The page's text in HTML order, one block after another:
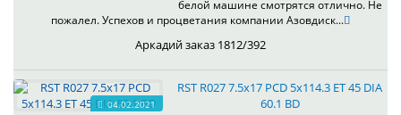
белой машине смотрятся отлично. Не
пожалел. Успехов и процветания компании Азовдиск...
Аркадий заказ 1812/392
04.02.2021
RST R027 7.5x17 PCD 5x114.3 ET 45 DIA
60.1 BD